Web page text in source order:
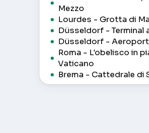
Mezzo
Lourdes - Grotta di
Düsseldorf - Terminal
Düsseldorf -
Roma - L'obelisco in
Vaticano
Brema - Cattedrale di